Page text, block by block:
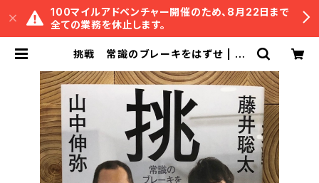
100マイルアドベンチャー開催のため、8月22日まで
全ての業務を休止します。
挑戦 常識のブレーキをはずせ | 冒